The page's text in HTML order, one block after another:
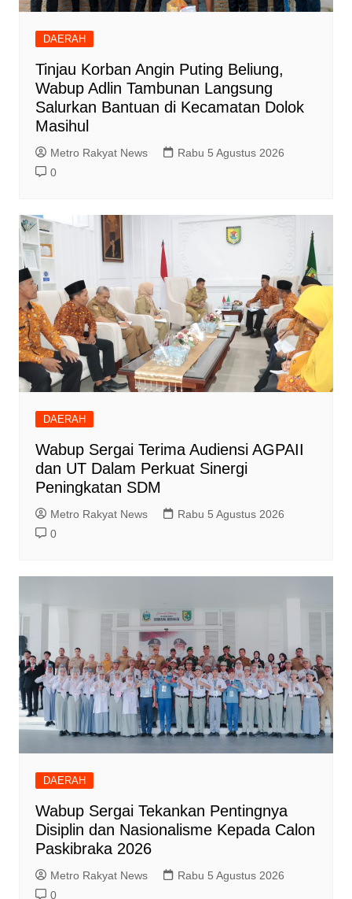
DAERAH
Tinjau Korban Angin Puting Beliung,
Wabup Adlin Tambunan Langsung
Salurkan Bantuan di Kecamatan Dolok
Masihul
Metro Rakyat News
Rabu 5 Agustus 2026
0
DAERAH
Wabup Sergai Terima Audiensi AGPAII
dan UT Dalam Perkuat Sinergi
Peningkatan SDM
Metro Rakyat News
Rabu 5 Agustus 2026
0
DAERAH
Wabup Sergai Tekankan Pentingnya
Disiplin dan Nasionalisme Kepada Calon
Paskibraka 2026
Metro Rakyat News
Rabu 5 Agustus 2026
0